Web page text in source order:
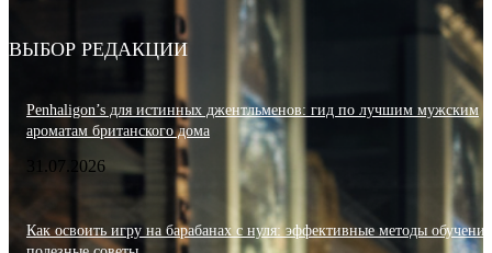
ВЫБОР РЕДАКЦИИ
Penhaligon’s для истинных джентльменов: гид по лучшим мужским
ароматам британского дома
31.07.2026
Как освоить игру на барабанах с нуля: эффективные методы